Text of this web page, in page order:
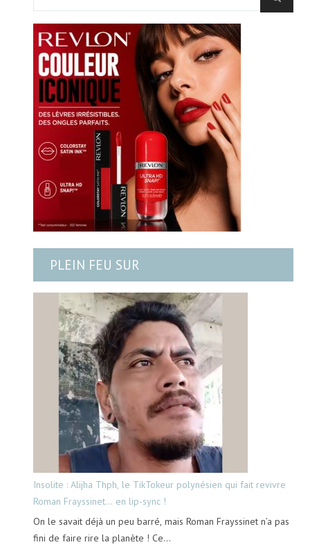
PLEIN FEU SUR
Insolite : Alijha Thph, le TikTokeur polynésien qui fait revivre
Roman Frayssinet… en lip-sync !
On le savait déjà un peu barré, mais Roman Frayssinet n’a pas
fini de faire rire la planète ! Ce…